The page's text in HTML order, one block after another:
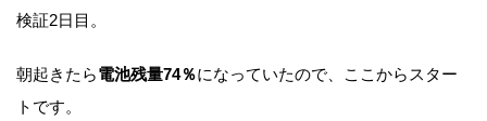
検証2日目。
朝起きたら電池残量74％になっていたので、ここからスター
トです。